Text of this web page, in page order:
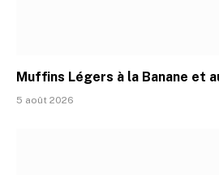
Muffins Légers à la Banane et
5 août 2026